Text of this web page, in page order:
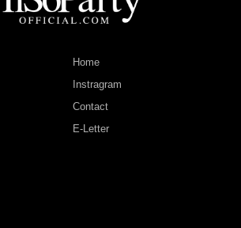
Home
Instragram
Contact
E-Letter